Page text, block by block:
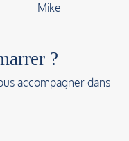
Mike
?
accompagner dans